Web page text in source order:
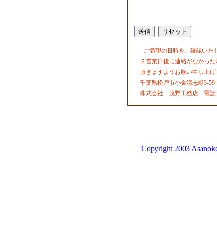
ご希望の日時を、確認いた
２営業日後に連絡がなかった
頂きますようお願い申し上げ
千葉県松戸市小金清志町3-59
株式会社 浅野工務店 電話
Copyright 2003